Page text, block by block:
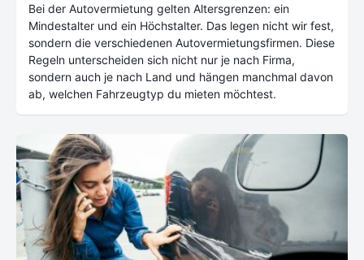
Bei der Autovermietung gelten Altersgrenzen: ein
Mindestalter und ein Höchstalter. Das legen nicht wir fest,
sondern die verschiedenen Autovermietungsfirmen. Diese
Regeln unterscheiden sich nicht nur je nach Firma,
sondern auch je nach Land und hängen manchmal davon
ab, welchen Fahrzeugtyp du mieten möchtest.